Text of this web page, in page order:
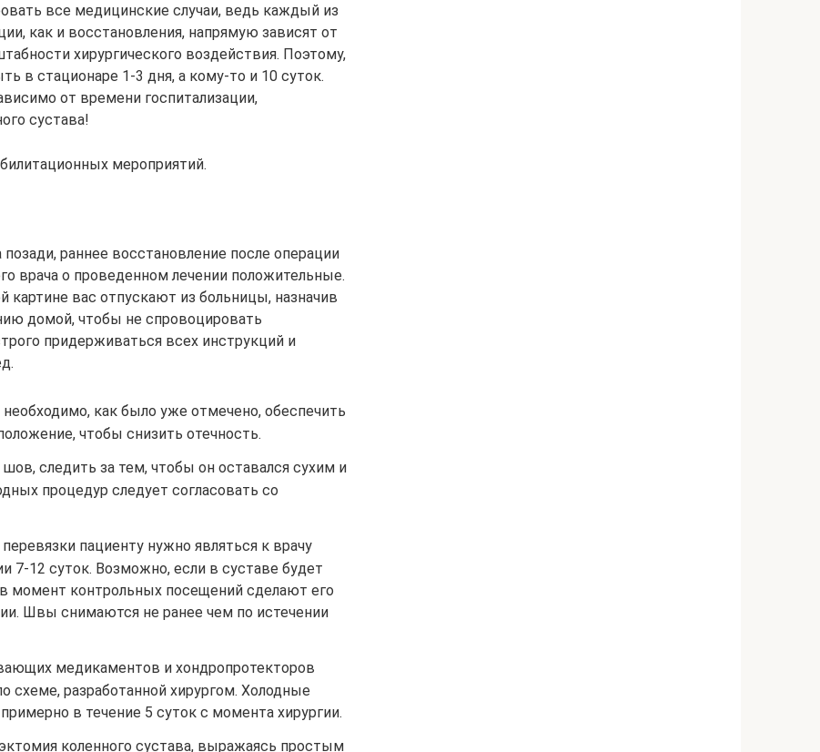
все медицинские случаи, ведь каждый из
как и восстановления, напрямую зависят от
хирургического воздействия. Поэтому,
в стационаре 1-3 дня, а кому-то и 10 суток.
от времени госпитализации,
сустава!
мероприятий.
раннее восстановление после операции
врача о проведенном лечении положительные.
картине вас отпускают из больницы, назначив
домой, чтобы не спровоцировать
придерживаться всех инструкций и
как было уже отмечено, обеспечить
чтобы снизить отечность.
следить за тем, чтобы он оставался сухим и
процедур следует согласовать со
пациенту нужно являться к врачу
7-12 суток. Возможно, если в суставе будет
момент контрольных посещений сделают его
Швы снимаются не ранее чем по истечении
медикаментов и хондропротекторов
схеме, разработанной хирургом. Холодные
в течение 5 суток с момента хирургии.
коленного сустава, выражаясь простым